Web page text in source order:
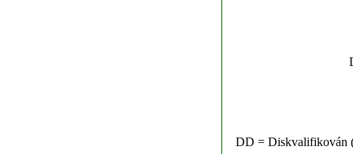
DD = Diskvalifikován